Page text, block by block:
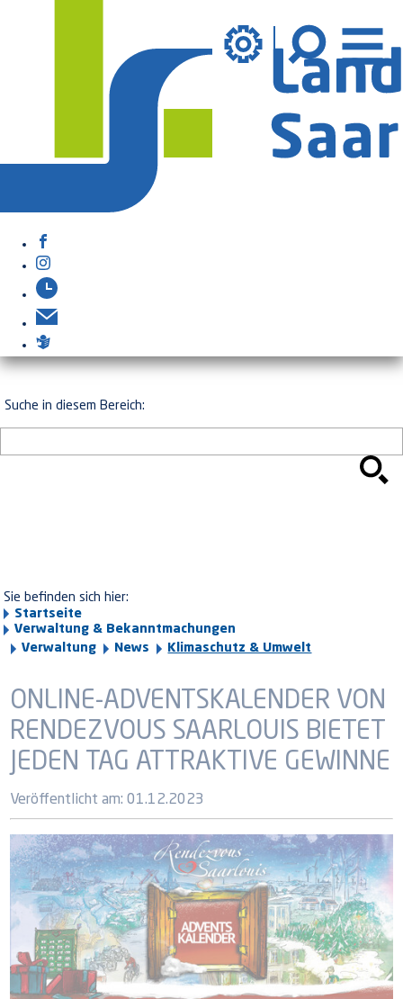
Suche in diesem Bereich:
Sie befinden sich hier:
Startseite
Verwaltung & Bekanntmachungen
Verwaltung
News Klimaschutz & Umwelt
ONLINE-ADVENTSKALENDER VON
RENDEZVOUS SAARLOUIS BIETET
JEDEN TAG ATTRAKTIVE GEWINNE
Veröffentlicht am: 01.12.2023